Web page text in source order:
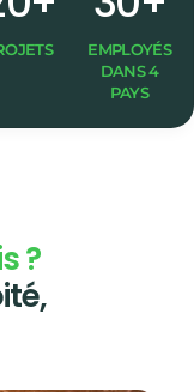
EMPLOYÉS
DANS 4
PAYS
?